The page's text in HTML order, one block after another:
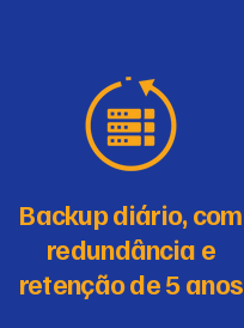
Backup diário, com
redundância e
retenção de 5 anos